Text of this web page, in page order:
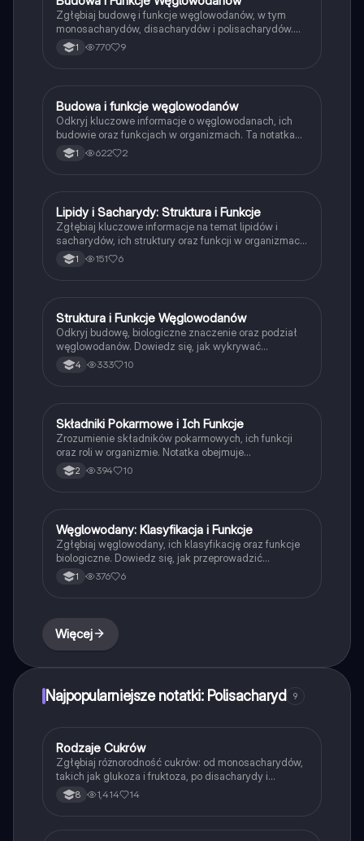
Zgłębiaj budowę i funkcje węglowodanów, w tym
monosacharydów, disacharydów i polisacharydów.
Dowiedz się o ich roli w organizmach, testach na
węglowodany oraz znaczeniu w strukturze
1 770 9
Biologia
Budowa i funkcje węglowodanów
Odkryj kluczowe informacje o węglowodanach, ich
budowie oraz funkcjach w organizmach. Ta notatka
omawia monosacharydy, disacharydy i polisacharydy,
ich właściwości oraz znaczenie energetyczne.
1 622 2
Biologia
Lipidy i Sacharydy: Struktura i Funkcje
Zgłębiaj kluczowe informacje na temat lipidów i
sacharydów, ich struktury oraz funkcji w organizmach.
Dowiedz się o rodzajach lipidów, ich rolach
energetycznych i budulcowych, a także o różnych
1 151 6
Biologia
Struktura i Funkcje Węglowodanów
Odkryj budowę, biologiczne znaczenie oraz podział
węglowodanów. Dowiedz się, jak wykrywać
monosacharydy i polisacharydy w materiałach
biologicznych. Idealne dla studentów biologii i nauk
4 333 10
Biologia
Składniki Pokarmowe i Ich Funkcje
Zrozumienie składników pokarmowych, ich funkcji
oraz roli w organizmie. Notatka obejmuje
makroskładniki, cykl mocznikowy, struktury
węglowodanów, białek, lipidów oraz ich znaczenie w
2 394 10
Biologia
Węglowodany: Klasyfikacja i Funkcje
Zgłębiaj węglowodany, ich klasyfikację oraz funkcje
biologiczne. Dowiedz się, jak przeprowadzić
doświadczenie wykrywające skrobię i celulozę.
Idealne dla studentów biologii i chemii. Obejmuje
1 376 6
Więcej
Najpopularniejsze notatki: Polisacharyd 9
Biologia
Rodzaje Cukrów
Zgłębiaj różnorodność cukrów: od monosacharydów,
takich jak glukoza i fruktoza, po disacharydy i
polisacharydy, w tym skrobię i celulozę. Dowiedz się o
ich strukturze chemicznej, właściwościach oraz roli w
8 1,414 14